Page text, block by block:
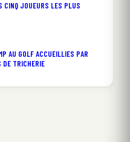
CINQ JOUEURS LES PLUS
AU GOLF ACCUEILLIES PAR
DE TRICHERIE